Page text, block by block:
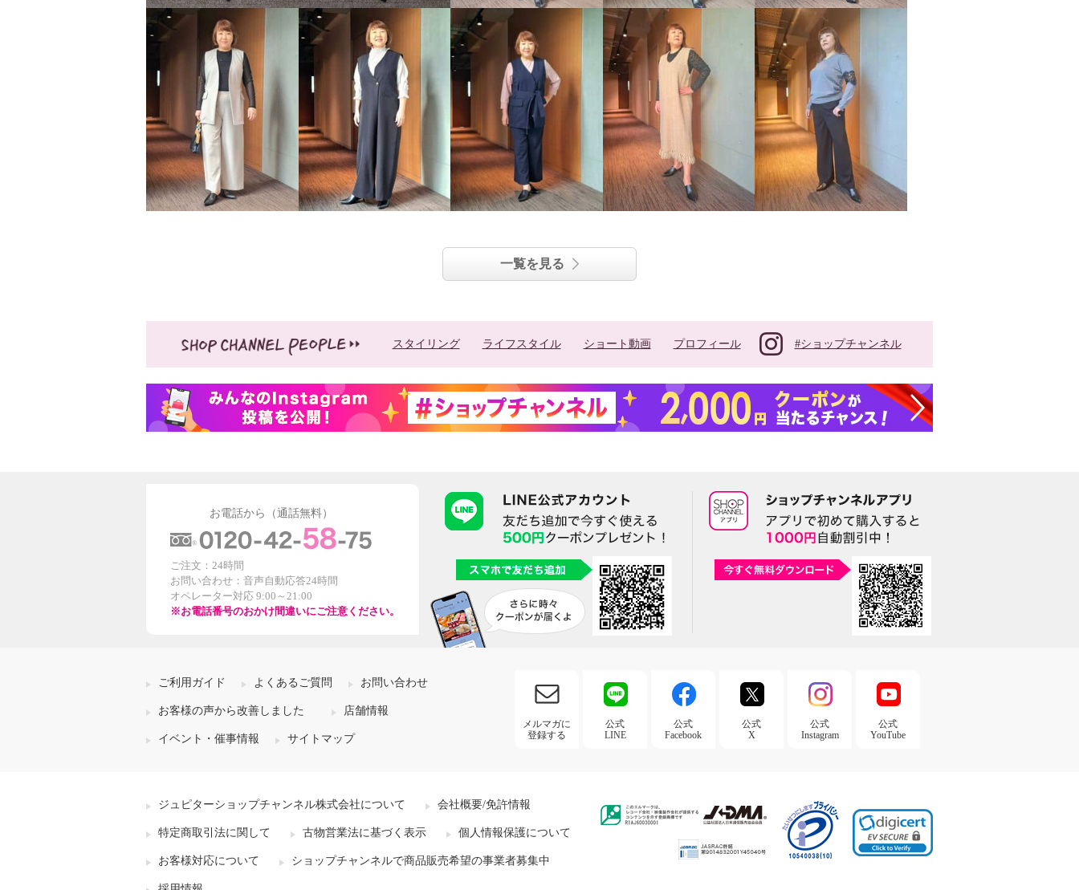
一覧を見る
スタイリング ライフスタイル ショート動画 プロフィール #ショップチャンネル
お電話から（通話無料）
ご注文：24時間
お問い合わせ：音声自動応答24時間
オペレーター対応 9:00～21:00
※お電話番号のおかけ間違いにご注意ください。
ご利用ガイド よくあるご質問 お問い合わせ
お客様の声から改善しました 店舗情報
イベント・催事情報 サイトマップ
メルマガに
登録する
公式
LINE
公式
Facebook
公式
X
公式
Instagram
公式
YouTube
ジュピターショップチャンネル株式会社について 会社概要/免許情報
特定商取引法に関して 古物営業法に基づく表示 個人情報保護について
お客様対応について ショップチャンネルで商品販売希望の事業者募集中